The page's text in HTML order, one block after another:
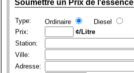
Soumettre un Prix de l'essence
Type: Ordinaire
Diesel
Prix:
¢/Litre
Station:
Ville:
Adresse: